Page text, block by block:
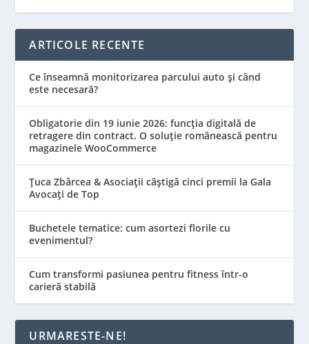
ARTICOLE RECENTE
Ce înseamnă monitorizarea parcului auto și când
este necesară?
Obligatorie din 19 iunie 2026: funcția digitală de
retragere din contract. O soluție românească pentru
magazinele WooCommerce
Țuca Zbârcea & Asociații câștigă cinci premii la Gala
Avocați de Top
Buchetele tematice: cum asortezi florile cu
evenimentul?
Cum transformi pasiunea pentru fitness într-o
carieră stabilă
URMARESTE-NE!